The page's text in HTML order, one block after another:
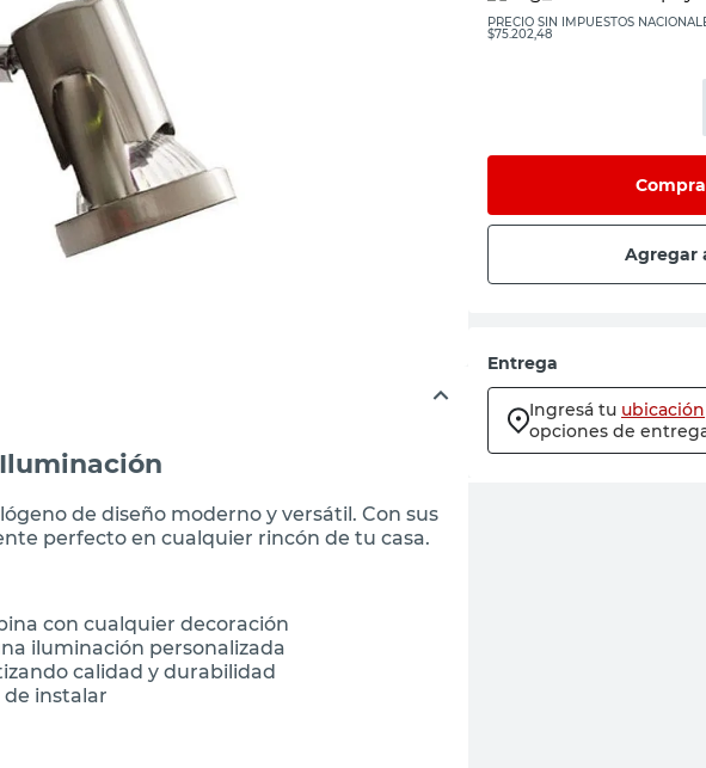
Iluminación
de diseño moderno y versátil. Con sus
perfecto en cualquier rincón de tu casa.
con cualquier decoración
iluminación personalizada
calidad y durabilidad
instalar
PRECIO SIN IMPUESTOS
$75.202,48
Agregar
Entrega
Ingresá tu ubicación
opciones de